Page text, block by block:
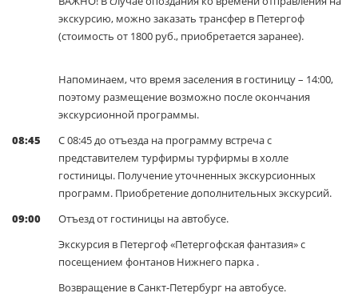
экскурсию, можно заказать трансфер в Петергоф
(стоимость от 1800 руб., приобретается заранее).
Напоминаем, что время заселения в гостиницу – 14:00,
поэтому размещение возможно после окончания
экскурсионной программы.
08:45
С 08:45 до отъезда на программу встреча с
представителем турфирмы турфирмы в холле
гостиницы. Получение уточненных экскурсионных
программ. Приобретение дополнительных экскурсий.
09:00
Отъезд от гостиницы на автобусе.
Экскурсия в Петергоф «Петергофская фантазия» с
посещением фонтанов Нижнего парка .
Возвращение в Санкт-Петербург на автобусе.